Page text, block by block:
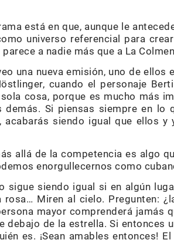
está en que, aunque le
universo referencial para
a nadie más que a La
una nueva emisión, uno de ellos
cuando el personaje
cosa, porque es mucho más
Si piensas siempre en lo
siendo igual que ellos y
allá de la competencia es algo
enorgullecernos como
sigue siendo igual si en algún
Miren al cielo. Pregunten:
mayor comprenderá jamás
de la estrella. Si entonces
es. ¡Sean amables entonces!